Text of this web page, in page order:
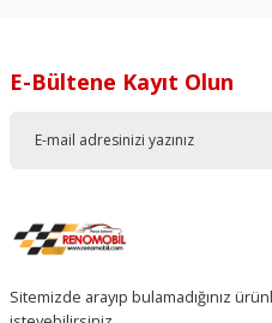
E-Bültene Kayıt Olun
Sitemizde arayıp bulamadığınız